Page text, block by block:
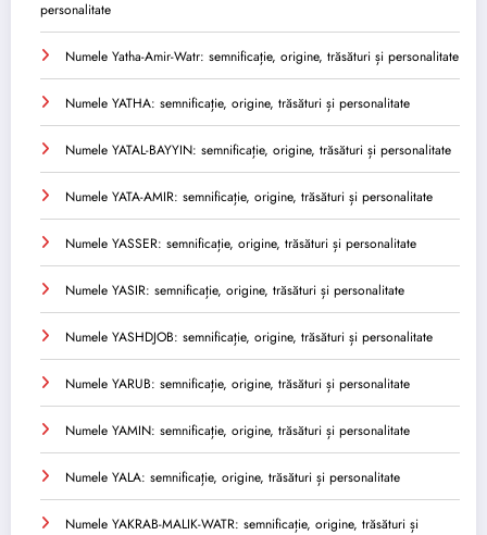
personalitate
Numele Yatha-Amir-Watr: semnificație, origine, trăsături și personalitate
Numele YATHA: semnificație, origine, trăsături și personalitate
Numele YATAL-BAYYIN: semnificație, origine, trăsături și personalitate
Numele YATA-AMIR: semnificație, origine, trăsături și personalitate
Numele YASSER: semnificație, origine, trăsături și personalitate
Numele YASIR: semnificație, origine, trăsături și personalitate
Numele YASHDJOB: semnificație, origine, trăsături și personalitate
Numele YARUB: semnificație, origine, trăsături și personalitate
Numele YAMIN: semnificație, origine, trăsături și personalitate
Numele YALA: semnificație, origine, trăsături și personalitate
Numele YAKRAB-MALIK-WATR: semnificație, origine, trăsături și